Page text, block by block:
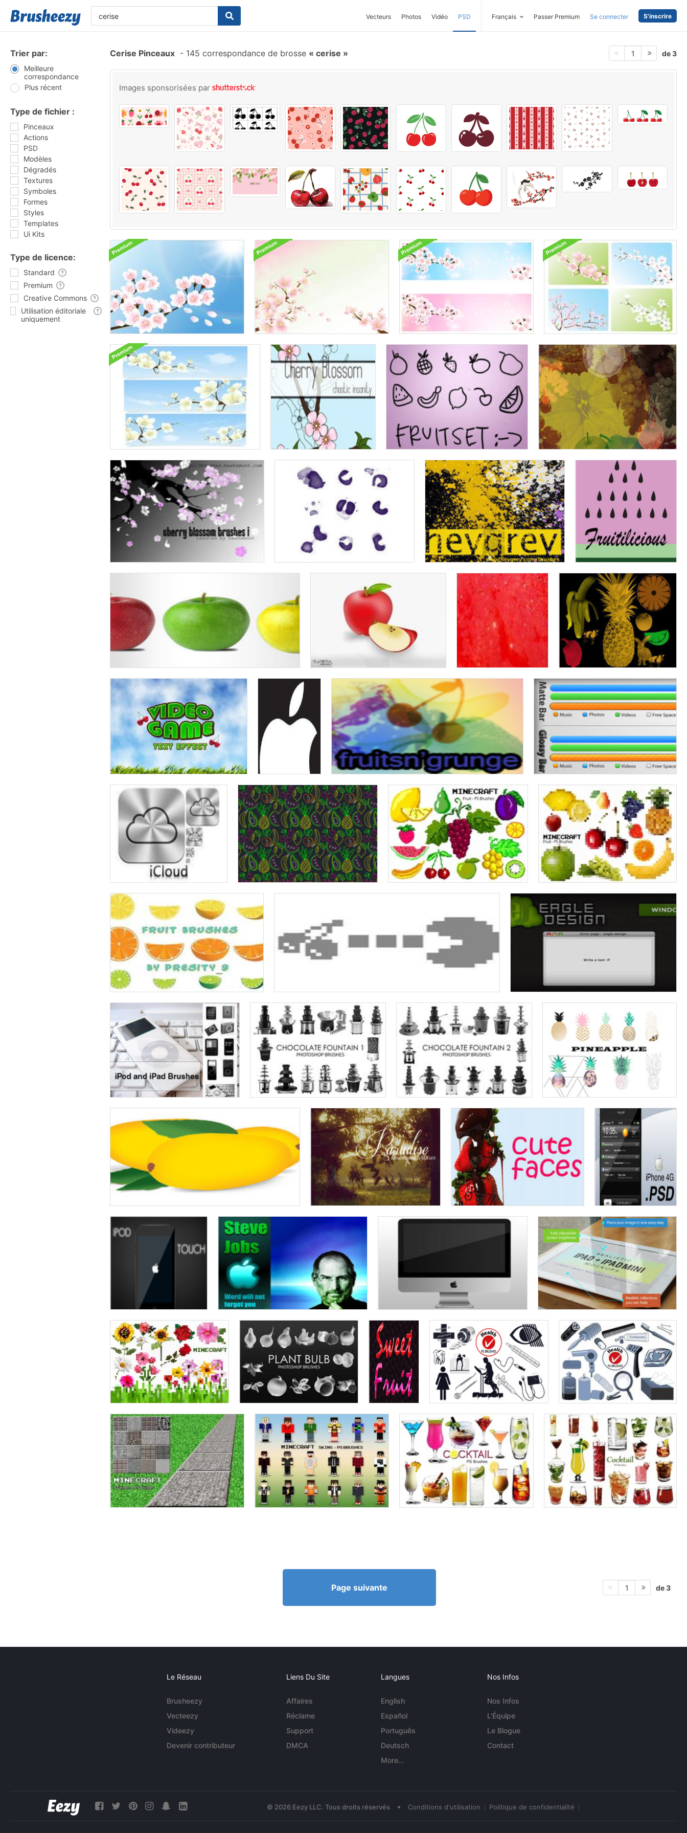
Vecteurs Photos Vidéo PSD Français Passer Premium Se connecter S'inscrire
Trier par:
Meilleure
correspondance
Plus récent
Type de fichier :
Pinceaux
Actions
PSD
Modèles
Dégradés
Textures
Symboles
Formes
Styles
Templates
Ui Kits
Type de licence:
Standard
Premium
Creative Commons
Utilisation éditoriale
uniquement
Cerise Pinceaux - 145 correspondance de brosse cerise 1 de 3
Images sponsorisées par
Page suivante 1 de 3
Le Réseau
Brusheezy
Vecteezy
Videezy
Devenir contributeur
Liens Du Site
Affaires
Réclame
Support
DMCA
Langues
English
Español
Português
Deutsch
More...
Nos Infos
Nos Infos
L'Équipe
Le Blogue
Contact
© 2026 Eezy LLC. Tous droits réservés • Conditions d'utilisation Politique de confidentialité